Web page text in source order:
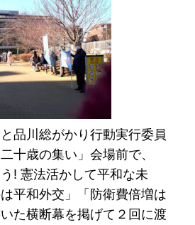
品川総がかり行動実行委員
十歳の集い」会場前で、
! 憲法活かして平和な未
平和外交」「防衛費倍増は
た横断幕を掲げて２回に渡